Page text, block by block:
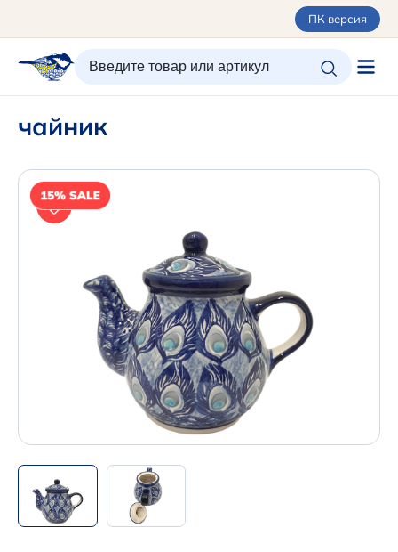
ПК версия
ИЗБРАННОЕ ВХОД/РЕГИСТРАЦИЯ КОРЗИНА
Орнаменты
О керамике
Оплата и доставка
Подарочные карты
SALE
Новинки
+7 (495) 680-44-95 /
+7 (495) 680-92-00
.
Написать нам в Телеграм
+7 (925) 294-91-85
,
чайник